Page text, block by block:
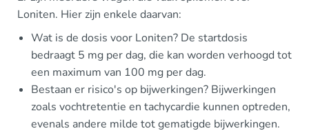
Loniten. Hier zijn enkele daarvan:
Wat is de dosis voor Loniten? De startdosis
bedraagt 5 mg per dag, die kan worden verhoogd tot
een maximum van 100 mg per dag.
Bestaan er risico's op bijwerkingen? Bijwerkingen
zoals vochtretentie en tachycardie kunnen optreden,
evenals andere milde tot gematigde bijwerkingen.